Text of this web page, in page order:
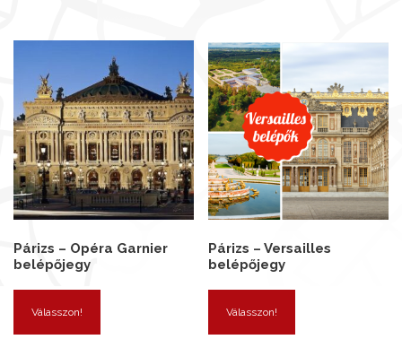
Párizs – Opéra Garnier
belépőjegy
Válasszon!
Párizs – Versailles
belépőjegy
Válasszon!